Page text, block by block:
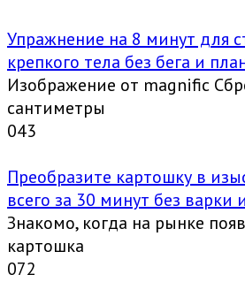
Упражнение на 8 минут для
крепкого тела без бега и
Изображение от magnific
сантиметры
043
Преобразите картошку в
всего за 30 минут без варки
Знакомо, когда на рынке
картошка
072